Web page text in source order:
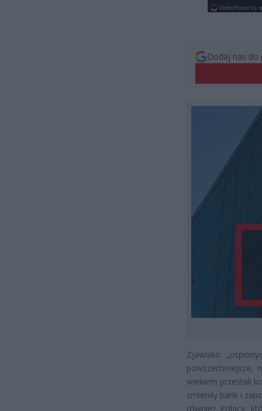
Dodaj nas do
Zjawisko
powszechniejsze,
wiekiem przestali
zmieniły bank i
również Polacy,